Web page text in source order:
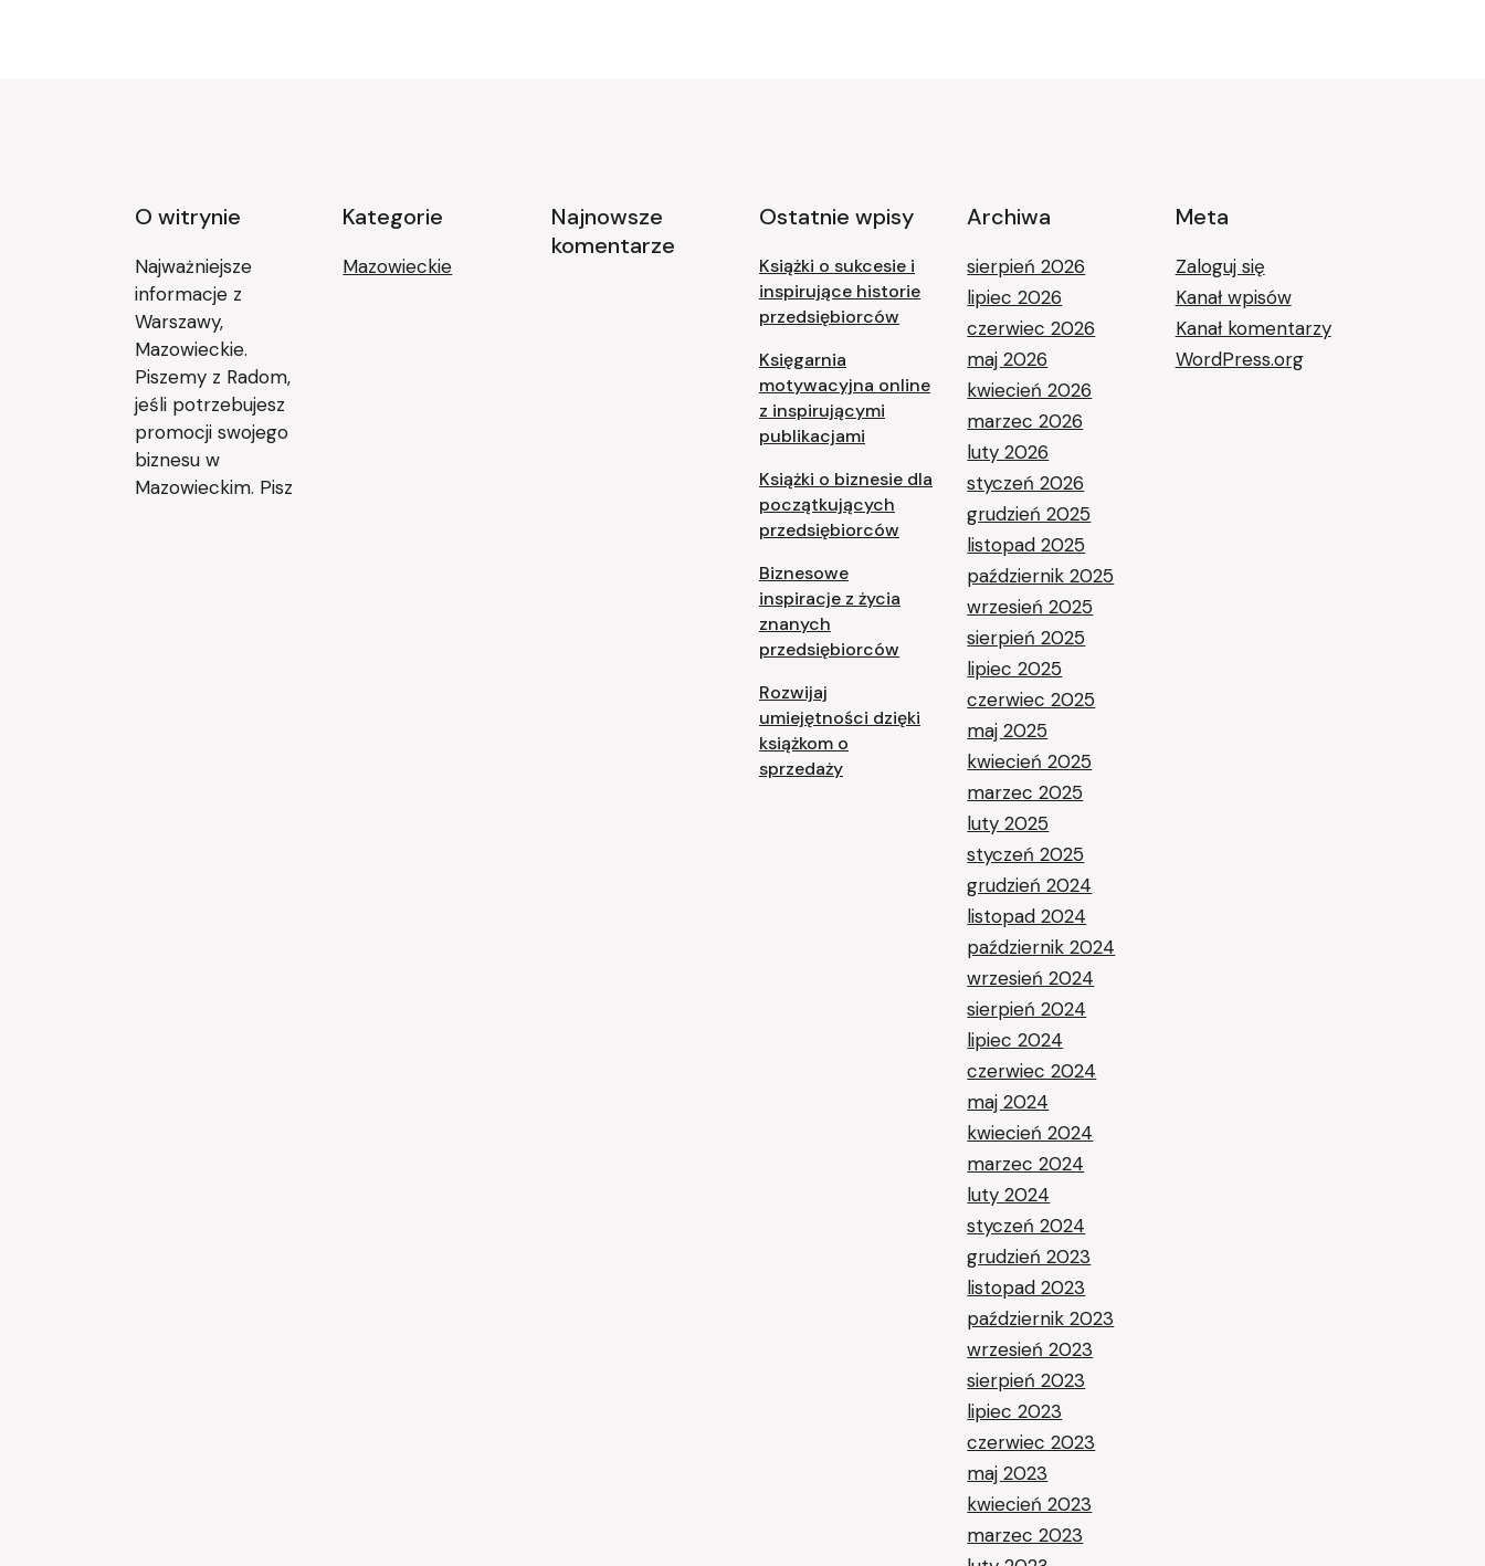
O witrynie
Najważniejsze
informacje z
Warszawy,
Mazowieckie.
Piszemy z Radom,
jeśli potrzebujesz
promocji swojego
biznesu w
Mazowieckim. Pisz
Kategorie
Mazowieckie
Najnowsze
komentarze
Ostatnie wpisy
Książki o sukcesie i
inspirujące historie
przedsiębiorców
Księgarnia
motywacyjna online
z inspirującymi
publikacjami
Książki o biznesie dla
początkujących
przedsiębiorców
Biznesowe
inspiracje z życia
znanych
przedsiębiorców
Rozwijaj
umiejętności dzięki
książkom o
sprzedaży
Archiwa
sierpień 2026
lipiec 2026
czerwiec 2026
maj 2026
kwiecień 2026
marzec 2026
luty 2026
styczeń 2026
grudzień 2025
listopad 2025
październik 2025
wrzesień 2025
sierpień 2025
lipiec 2025
czerwiec 2025
maj 2025
kwiecień 2025
marzec 2025
luty 2025
styczeń 2025
grudzień 2024
listopad 2024
październik 2024
wrzesień 2024
sierpień 2024
lipiec 2024
czerwiec 2024
maj 2024
kwiecień 2024
marzec 2024
luty 2024
styczeń 2024
grudzień 2023
listopad 2023
październik 2023
wrzesień 2023
sierpień 2023
lipiec 2023
czerwiec 2023
maj 2023
kwiecień 2023
marzec 2023
Meta
Zaloguj się
Kanał wpisów
Kanał komentarzy
WordPress.org